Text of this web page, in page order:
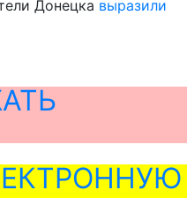
Донецка выразили